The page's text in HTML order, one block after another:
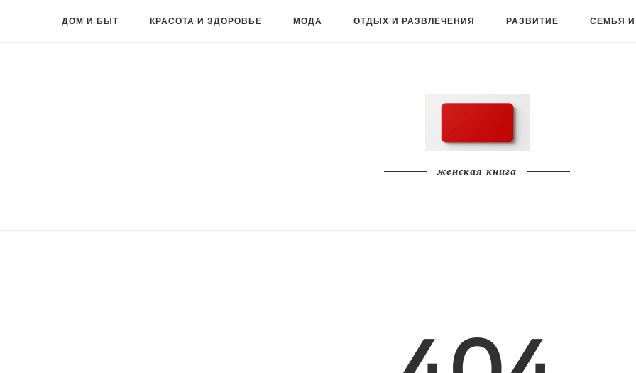
ДОМ И БЫТ КРАСОТА И ЗДОРОВЬЕ МОДА ОТДЫХ И РАЗВЛЕЧЕНИЯ РАЗВИТИЕ СЕМЬЯ И
женская книга